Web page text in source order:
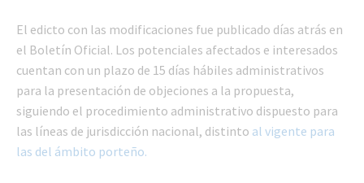
El edicto con las modificaciones fue publicado días atrás en
el Boletín Oficial. Los potenciales afectados e interesados
cuentan con un plazo de 15 días hábiles administrativos
para la presentación de objeciones a la propuesta,
siguiendo el procedimiento administrativo dispuesto para
las líneas de jurisdicción nacional, distinto al vigente para
las del ámbito porteño.